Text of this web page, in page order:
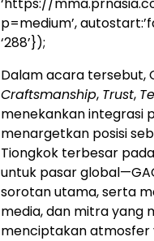
p=medium’,
‘288’});
Dalam acara tersebut,
Craftsmanship, Trust,
menekankan integrasi
menargetkan posisi
Tiongkok terbesar
untuk pasar
sorotan utama, serta
media, dan mitra yang
menciptakan atmosfer